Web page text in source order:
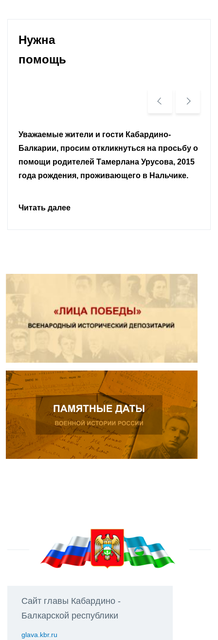
Нужна
помощь
Уважаемые земляки и все неравнодушные
граждане.
Читать далее
Сайт главы Кабардино -
Балкарской республики
glava.kbr.ru